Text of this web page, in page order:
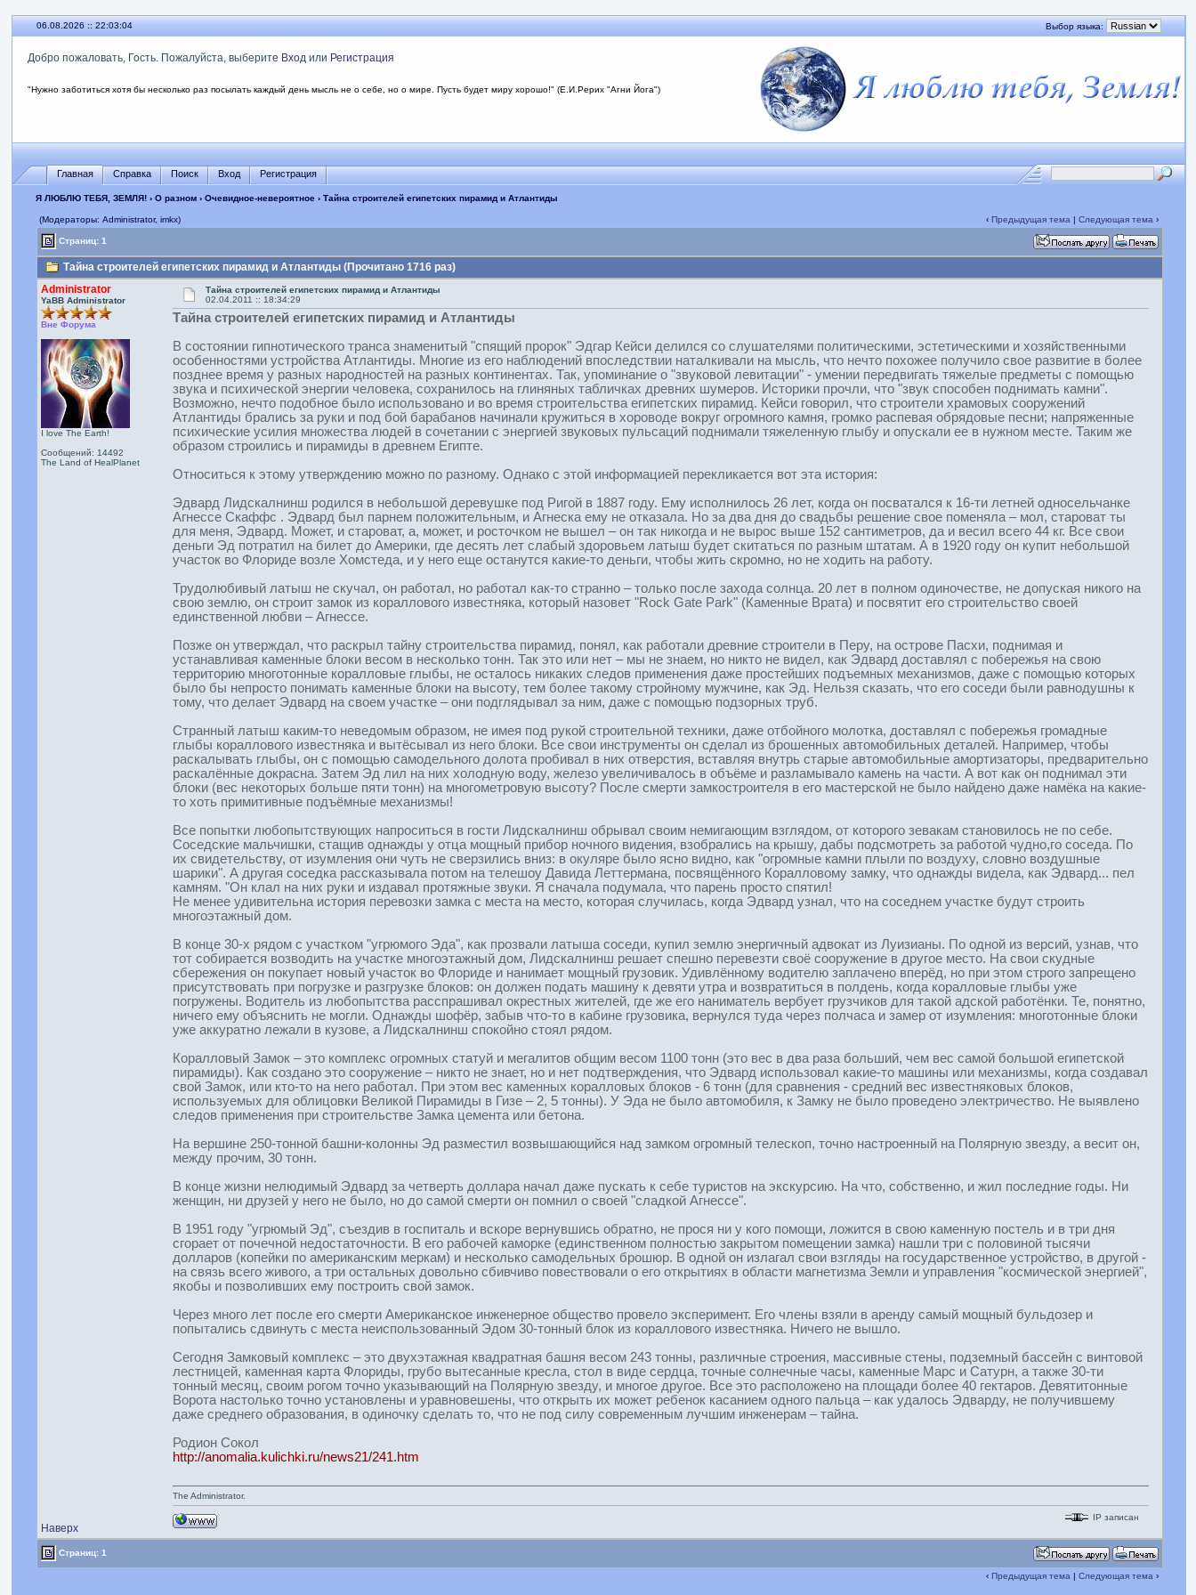
06.08.2026 :: 22:03:04 Выбор языка:
Добро пожаловать, Гость. Пожалуйста, выберите Вход или Регистрация
"Нужно заботиться хотя бы несколько раз посылать каждый день мысль не о себе, но о мире. Пусть будет миру хорошо!" (Е.И.Рерих "Агни Йога")
Главная Справка Поиск Вход Регистрация
Я ЛЮБЛЮ ТЕБЯ, ЗЕМЛЯ! ›О разном ›Очевидное-невероятное › Тайна строителей египетских пирамид и Атлантиды
(Модераторы: Administrator, imkx) ‹ Предыдущая тема | Следующая тема ›
Страниц: 1
Тайна строителей египетских пирамид и Атлантиды (Прочитано 1716 раз)
Administrator
YaBB Administrator
Вне Форума
I love The Earth!
Сообщений: 14492
The Land of HealPlanet
Тайна строителей египетских пирамид и Атлантиды
02.04.2011 :: 18:34:29
Тайна строителей египетских пирамид и Атлантиды
В состоянии гипнотического транса знаменитый "спящий пророк" Эдгар Кейси делился со слушателями политическими, эстетическими и хозяйственными
особенностями устройства Атлантиды. Многие из его наблюдений впоследствии наталкивали на мысль, что нечто похожее получило свое развитие в более
позднее время у разных народностей на разных континентах. Так, упоминание о "звуковой левитации" - умении передвигать тяжелые предметы с помощью
звука и психической энергии человека, сохранилось на глиняных табличках древних шумеров. Историки прочли, что "звук способен поднимать камни".
Возможно, нечто подобное было использовано и во время строительства египетских пирамид. Кейси говорил, что строители храмовых сооружений
Атлантиды брались за руки и под бой барабанов начинали кружиться в хороводе вокруг огромного камня, громко распевая обрядовые песни; напряженные
психические усилия множества людей в сочетании с энергией звуковых пульсаций поднимали тяжеленную глыбу и опускали ее в нужном месте. Таким же
образом строились и пирамиды в древнем Египте.
Относиться к этому утверждению можно по разному. Однако с этой информацией перекликается вот эта история:
Эдвард Лидскалнинш родился в небольшой деревушке под Ригой в 1887 году. Ему исполнилось 26 лет, когда он посватался к 16-ти летней односельчанке
Агнессе Скаффс . Эдвард был парнем положительным, и Агнеска ему не отказала. Но за два дня до свадьбы решение свое поменяла – мол, староват ты
для меня, Эдвард. Может, и староват, а, может, и росточком не вышел – он так никогда и не вырос выше 152 сантиметров, да и весил всего 44 кг. Все свои
деньги Эд потратил на билет до Америки, где десять лет слабый здоровьем латыш будет скитаться по разным штатам. А в 1920 году он купит небольшой
участок во Флориде возле Хомстеда, и у него еще останутся какие-то деньги, чтобы жить скромно, но не ходить на работу.
Трудолюбивый латыш не скучал, он работал, но работал как-то странно – только после захода солнца. 20 лет в полном одиночестве, не допуская никого на
свою землю, он строит замок из кораллового известняка, который назовет "Rock Gate Park" (Каменные Врата) и посвятит его строительство своей
единственной любви – Агнессе.
Позже он утверждал, что раскрыл тайну строительства пирамид, понял, как работали древние строители в Перу, на острове Пасхи, поднимая и
устанавливая каменные блоки весом в несколько тонн. Так это или нет – мы не знаем, но никто не видел, как Эдвард доставлял с побережья на свою
территорию многотонные коралловые глыбы, не осталось никаких следов применения даже простейших подъемных механизмов, даже с помощью которых
было бы непросто понимать каменные блоки на высоту, тем более такому стройному мужчине, как Эд. Нельзя сказать, что его соседи были равнодушны к
тому, что делает Эдвард на своем участке – они подглядывал за ним, даже с помощью подзорных труб.
Странный латыш каким-то неведомым образом, не имея под рукой строительной техники, даже отбойного молотка, доставлял с побережья громадные
глыбы кораллового известняка и вытёсывал из него блоки. Все свои инструменты он сделал из брошенных автомобильных деталей. Например, чтобы
раскалывать глыбы, он с помощью самодельного долота пробивал в них отверстия, вставляя внутрь старые автомобильные амортизаторы, предварительно
раскалённые докрасна. Затем Эд лил на них холодную воду, железо увеличивалось в объёме и разламывало камень на части. А вот как он поднимал эти
блоки (вес некоторых больше пяти тонн) на многометровую высоту? После смерти замкостроителя в его мастерской не было найдено даже намёка на какие-
то хоть примитивные подъёмные механизмы!
Все попытки любопытствующих напроситься в гости Лидскалнинш обрывал своим немигающим взглядом, от которого зевакам становилось не по себе.
Соседские мальчишки, стащив однажды у отца мощный прибор ночного видения, взобрались на крышу, дабы подсмотреть за работой чудно,го соседа. По
их свидетельству, от изумления они чуть не сверзились вниз: в окуляре было ясно видно, как "огромные камни плыли по воздуху, словно воздушные
шарики". А другая соседка рассказывала потом на телешоу Давида Леттермана, посвящённого Коралловому замку, что однажды видела, как Эдвард... пел
камням. "Он клал на них руки и издавал протяжные звуки. Я сначала подумала, что парень просто спятил!
Не менее удивительна история перевозки замка с места на место, которая случилась, когда Эдвард узнал, что на соседнем участке будут строить
многоэтажный дом.
В конце 30-х рядом с участком "угрюмого Эда", как прозвали латыша соседи, купил землю энергичный адвокат из Луизианы. По одной из версий, узнав, что
тот собирается возводить на участке многоэтажный дом, Лидскалнинш решает спешно перевезти своё сооружение в другое место. На свои скудные
сбережения он покупает новый участок во Флориде и нанимает мощный грузовик. Удивлённому водителю заплачено вперёд, но при этом строго запрещено
присутствовать при погрузке и разгрузке блоков: он должен подать машину к девяти утра и возвратиться в полдень, когда коралловые глыбы уже
погружены. Водитель из любопытства расспрашивал окрестных жителей, где же его наниматель вербует грузчиков для такой адской работёнки. Те, понятно,
ничего ему объяснить не могли. Однажды шофёр, забыв что-то в кабине грузовика, вернулся туда через полчаса и замер от изумления: многотонные блоки
уже аккуратно лежали в кузове, а Лидскалнинш спокойно стоял рядом.
Коралловый Замок – это комплекс огромных статуй и мегалитов общим весом 1100 тонн (это вес в два раза больший, чем вес самой большой египетской
пирамиды). Как создано это сооружение – никто не знает, но и нет подтверждения, что Эдвард использовал какие-то машины или механизмы, когда создавал
свой Замок, или кто-то на него работал. При этом вес каменных коралловых блоков - 6 тонн (для сравнения - средний вес известняковых блоков,
используемых для облицовки Великой Пирамиды в Гизе – 2, 5 тонны). У Эда не было автомобиля, к Замку не было проведено электричество. Не выявлено
следов применения при строительстве Замка цемента или бетона.
На вершине 250-тонной башни-колонны Эд разместил возвышающийся над замком огромный телескоп, точно настроенный на Полярную звезду, а весит он,
между прочим, 30 тонн.
В конце жизни нелюдимый Эдвард за четверть доллара начал даже пускать к себе туристов на экскурсию. На что, собственно, и жил последние годы. Ни
женщин, ни друзей у него не было, но до самой смерти он помнил о своей "сладкой Агнессе".
В 1951 году "угрюмый Эд", съездив в госпиталь и вскоре вернувшись обратно, не прося ни у кого помощи, ложится в свою каменную постель и в три дня
сгорает от почечной недостаточности. В его рабочей каморке (единственном полностью закрытом помещении замка) нашли три с половиной тысячи
долларов (копейки по американским меркам) и несколько самодельных брошюр. В одной он излагал свои взгляды на государственное устройство, в другой -
на связь всего живого, а три остальных довольно сбивчиво повествовали о его открытиях в области магнетизма Земли и управления "космической энергией",
якобы и позволивших ему построить свой замок.
Через много лет после его смерти Американское инженерное общество провело эксперимент. Его члены взяли в аренду самый мощный бульдозер и
попытались сдвинуть с места неиспользованный Эдом 30-тонный блок из кораллового известняка. Ничего не вышло.
Сегодня Замковый комплекс – это двухэтажная квадратная башня весом 243 тонны, различные строения, массивные стены, подземный бассейн с винтовой
лестницей, каменная карта Флориды, грубо вытесанные кресла, стол в виде сердца, точные солнечные часы, каменные Марс и Сатурн, а также 30-ти
тонный месяц, своим рогом точно указывающий на Полярную звезду, и многое другое. Все это расположено на площади более 40 гектаров. Девятитонные
Ворота настолько точно установлены и уравновешены, что открыть их может ребенок касанием одного пальца – как удалось Эдварду, не получившему
даже среднего образования, в одиночку сделать то, что не под силу современным лучшим инженерам – тайна.
Родион Сокол
http://anomalia.kulichki.ru/news21/241.htm
Наверх
The Administrator.
IP записан
Страниц: 1
‹ Предыдущая тема | Следующая тема ›